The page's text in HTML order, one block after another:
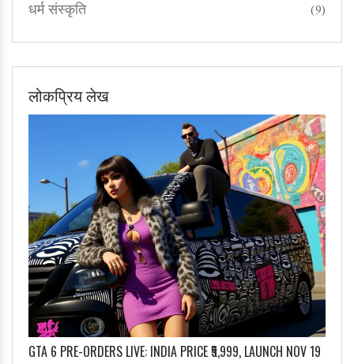
धर्म संस्कृति (9)
लोकप्रिय लेख
GTA 6 PRE-ORDERS LIVE: INDIA PRICE ₹5,999, LAUNCH NOV 19